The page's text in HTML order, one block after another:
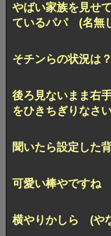
やばい家族を見せ
ているパパ (名無
そチンらの状況は
後ろ見ないまま右
をひきちぎりなさ
聞いたら設定した
可愛い棒やですね
横やりかしら (や